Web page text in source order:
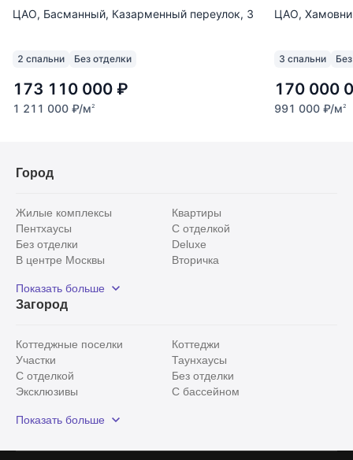
ЦАО, Басманный, Казарменный переулок, 3
2 спальни Без отделки
173 110 000 ₽
1 211 000 ₽/м2
ЦАО,
3 спальни
170 000
991 000 ₽/м2
Город
Жилые комплексы
Квартиры
Пентхаусы
С отделкой
Без отделки
Deluxe
В центре Москвы
Вторичка
Рядом с парком
С панорамными окнами
Показать больше
Загород
Коттеджные поселки
Коттеджи
Участки
Таунхаусы
С отделкой
Без отделки
Эксклюзивы
С бассейном
Красногорский район
Показать больше